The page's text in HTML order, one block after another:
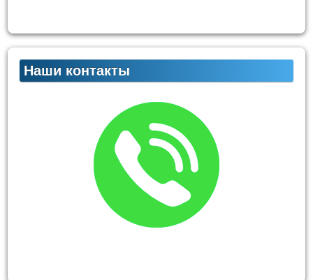
Наши контакты